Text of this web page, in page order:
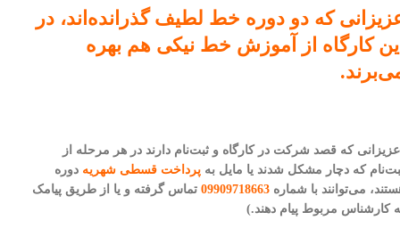
که دو دوره خط لطیف گذرانده‌اند، در
کارگاه از آموزش خط نیکی هم بهره
که قصد شرکت در کارگاه و ثبت‌نام دارند در هر مرحله از
که دچار مشکل شدند یا مایل به پرداخت قسطی شهریه دوره
می‌توانند با شماره 09909718663 تماس گرفته و یا از طریق پیامک
کارشناس مربوط پیام دهند.)